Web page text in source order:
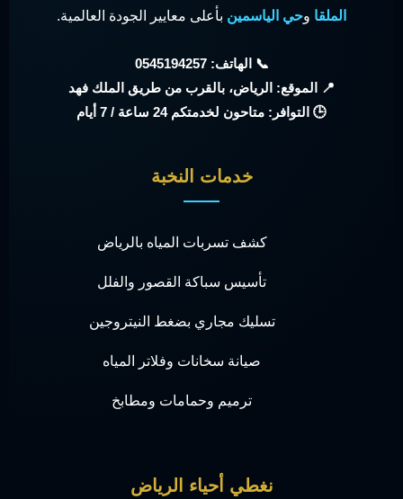
الملقا وحي الياسمين بأعلى معايير الجودة العالمية.
📞 الهاتف: 0545194257
📍 الموقع: الرياض، بالقرب من طريق الملك فهد
🕒 التوافر: متاحون لخدمتكم 24 ساعة / 7 أيام
خدمات النخبة
كشف تسربات المياه بالرياض
تأسيس سباكة القصور والفلل
تسليك مجاري بضغط النيتروجين
صيانة سخانات وفلاتر المياه
ترميم وحمامات ومطابخ
نغطي أحياء الرياض